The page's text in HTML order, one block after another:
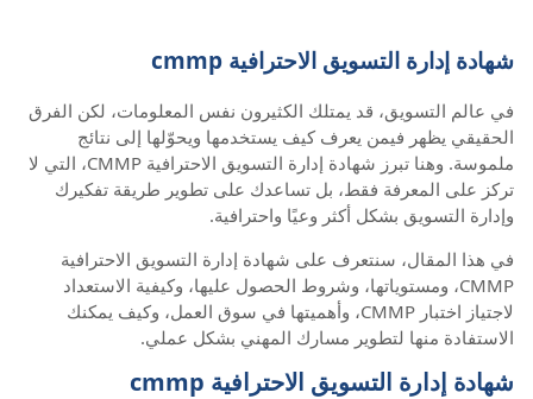
شهادة إدارة التسويق الاحترافية cmmp
في عالم التسويق، قد يمتلك الكثيرون نفس المعلومات، لكن الفرق
الحقيقي يظهر فيمن يعرف كيف يستخدمها ويحوّلها إلى نتائج
ملموسة. وهنا تبرز شهادة إدارة التسويق الاحترافية CMMP، التي لا
تركز على المعرفة فقط، بل تساعدك على تطوير طريقة تفكيرك
وإدارة التسويق بشكل أكثر وعيًا واحترافية.
في هذا المقال، سنتعرف على شهادة إدارة التسويق الاحترافية
CMMP، ومستوياتها، وشروط الحصول عليها، وكيفية الاستعداد
لاجتياز اختبار CMMP، وأهميتها في سوق العمل، وكيف يمكنك
الاستفادة منها لتطوير مسارك المهني بشكل عملي.
شهادة إدارة التسويق الاحترافية cmmp